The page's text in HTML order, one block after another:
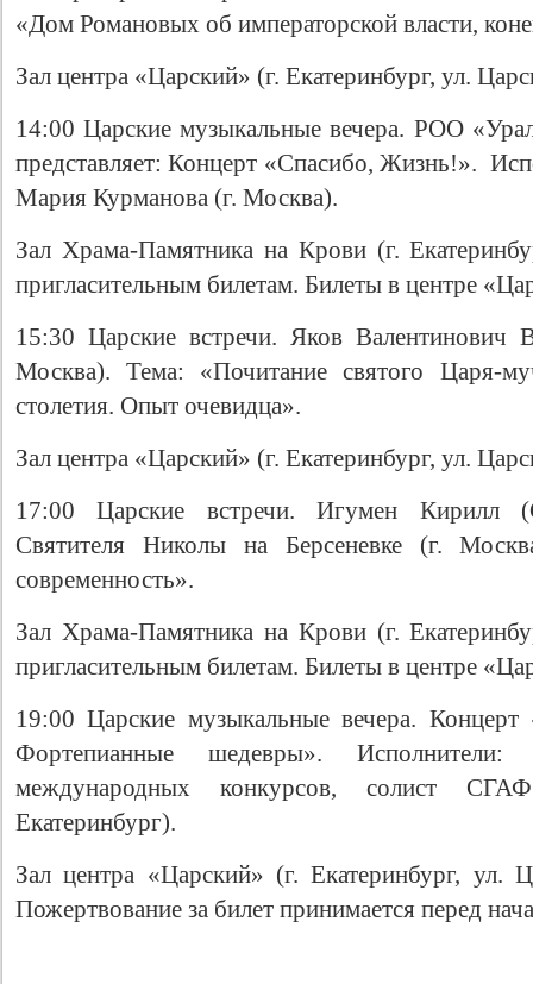
«Дом Романовых об императорской власти,
Зал центра «Царский» (г. Екатеринбург, ул.
14:00 Царские музыкальные вечера. РОО
представляет: Концерт «Спасибо, Жизнь!».
Мария Курманова (г. Москва).
Зал Храма-Памятника на Крови (г.
пригласительным билетам. Билеты в центре
15:30 Царские встречи. Яков Валентинович
Москва). Тема: «Почитание святого Царя-
столетия. Опыт очевидца».
Зал центра «Царский» (г. Екатеринбург, ул.
17:00 Царские встречи. Игумен Кирилл
Святителя Николы на Берсеневке (г.
современность».
Зал Храма-Памятника на Крови (г.
пригласительным билетам. Билеты в центре
19:00 Царские музыкальные вечера.
Фортепианные шедевры». Исполнители:
международных конкурсов, солист
Екатеринбург).
Зал центра «Царский» (г. Екатеринбург, ул.
Пожертвование за билет принимается перед